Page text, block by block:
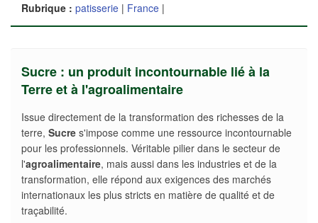
Rubrique : patisserie | France |
Sucre : un produit incontournable lié à la
Terre et à l'agroalimentaire
Issue directement de la transformation des richesses de la
terre, Sucre s'impose comme une ressource incontournable
pour les professionnels. Véritable pilier dans le secteur de
l'agroalimentaire, mais aussi dans les industries et de la
transformation, elle répond aux exigences des marchés
internationaux les plus stricts en matière de qualité et de
traçabilité.